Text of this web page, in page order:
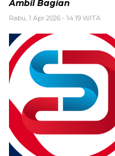
Ambil Bagian
Rabu, 1 Apr 2026 - 14:19 WITA